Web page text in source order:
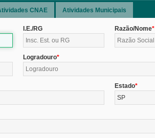
CNAE Atividades Municipais
I.E./RG Razão/Nome
Logradouro
Estado
SP